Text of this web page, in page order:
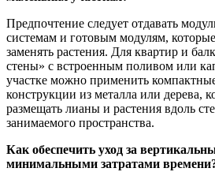
Предпочтение следует отдавать
системам и готовым модулям,
заменять растения. Для квартир и
стены» с встроенным поливом или
участке можно применить
конструкции из металла или дерева,
размещать лианы и растения вдоль
занимаемого пространства.
Как обеспечить уход за
минимальными затратами